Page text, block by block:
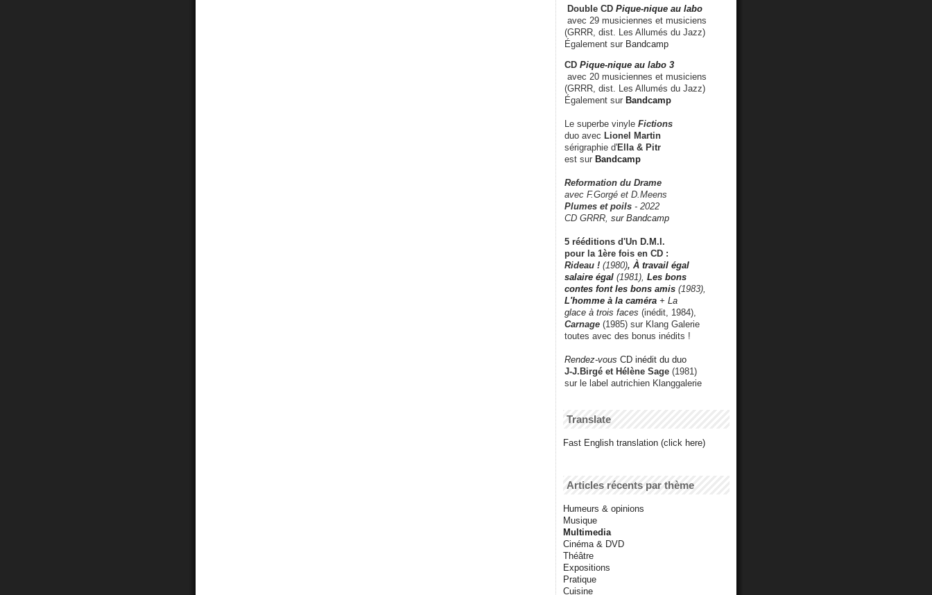
Double CD Pique-nique au labo
avec 29 musiciennes et musiciens
(GRRR, dist. Les Allumés du Jazz)
Également sur Bandcamp
CD Pique-nique au labo 3
avec 20 musiciennes et musiciens
(GRRR, dist. Les Allumés du Jazz)
Également sur Bandcamp
Le superbe vinyle Fictions
duo avec Lionel Martin
sérigraphie d'Ella & Pitr
est sur Bandcamp
Reformation du Drame
avec F.Gorgé et D.Meens
Plumes et poils - 2022
CD GRRR, sur Bandcamp
5 rééditions d'Un D.M.I.
pour la 1ère fois en CD :
Rideau ! (1980), À travail égal
salaire égal (1981), Les bons
contes font les bons amis (1983),
L'homme à la caméra + La
glace à trois faces (inédit, 1984),
Carnage (1985) sur Klang Galerie
toutes avec des bonus inédits !
Rendez-vous CD inédit du duo
J-J.Birgé et Hélène Sage (1981)
sur le label autrichien Klanggalerie
Translate
Fast English translation (click here)
Articles récents par thème
Humeurs & opinions
Musique
Multimedia
Cinéma & DVD
Théâtre
Expositions
Pratique
Cuisine